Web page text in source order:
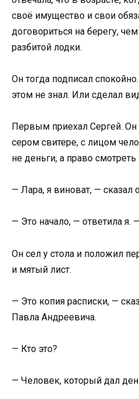
своё имущество и свои
договориться на берегу,
разбитой лодки.
Он тогда подписал
этом не знал. Или сделал
Первым приехал Сергей.
сером свитере, с лицом
не деньги, а право смотреть
— Лара, я виноват, — сказал
— Это начало, — ответила я.
Он сел у стола и положил
и мятый лист.
— Это копия расписки, —
Павла Андреевича.
— Кто это?
— Человек, который дал